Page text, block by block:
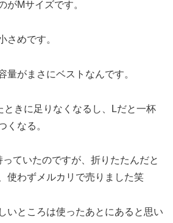
がMサイズです。
さめです。
量がまさにベストなんです。
ときに足りなくなるし、Lだと一杯
くなる。
ていたのですが、折りたたんだと
使わずメルカリで売りました笑
いところは使ったあとにあると思い